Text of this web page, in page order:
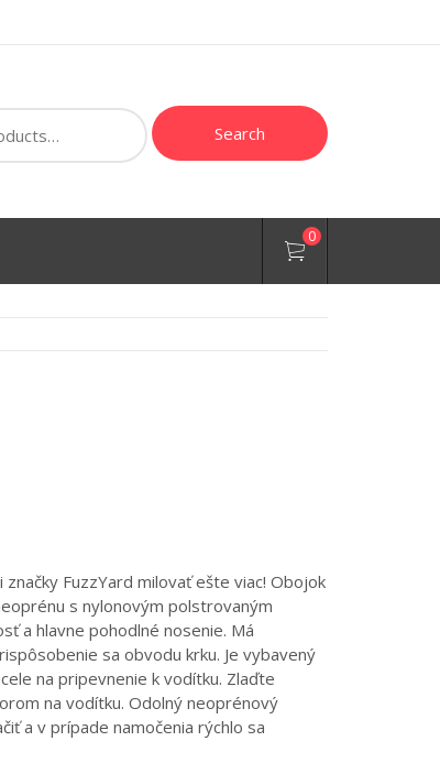
Search
0
FuzzYard milovať ešte viac! Obojok
s nylonovým polstrovaným
a hlavne pohodlné nosenie. Má
sa obvodu krku. Je vybavený
na pripevnenie k vodítku. Zlaďte
na vodítku. Odolný neoprénový
a v prípade namočenia rýchlo sa